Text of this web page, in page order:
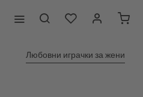
Любовни играчки за жени